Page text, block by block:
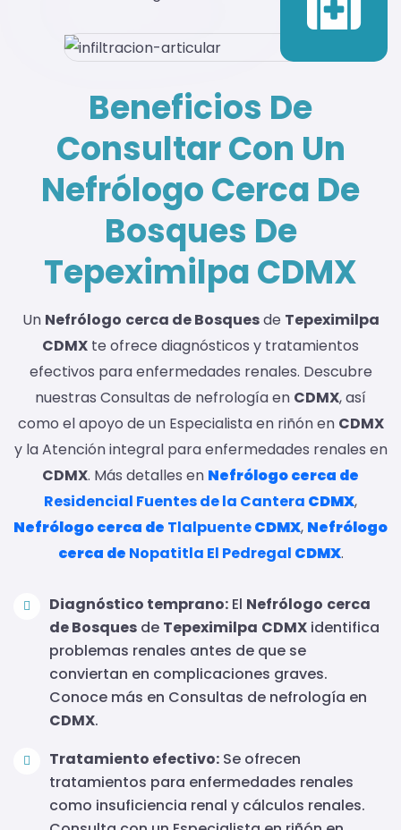
Beneficios De
Consultar Con Un
Nefrólogo Cerca De
Bosques De
Tepeximilpa CDMX
Un Nefrólogo cerca de Bosquesde Tepeximilpa
CDMX te ofrece diagnósticos y tratamientos
efectivos para enfermedades renales. Descubre
nuestras Consultas de nefrología en CDMX, así
como el apoyo de un Especialista en riñón en CDMX
y la Atención integral para enfermedades renales en
CDMX. Más detalles en Nefrólogocerca de
Residencial Fuentes de la Cantera CDMX,
Nefrólogocerca de TlalpuenteCDMX, Nefrólogo
cerca de Nopatitla El Pedregal CDMX.
Diagnóstico temprano: El Nefrólogo cerca
de Bosques de Tepeximilpa CDMX identifica
problemas renales antes de que se
conviertan en complicaciones graves.
Conoce más en Consultas de nefrología en
CDMX.
Tratamiento efectivo: Se ofrecen
tratamientos para enfermedades renales
como insuficiencia renal y cálculos renales.